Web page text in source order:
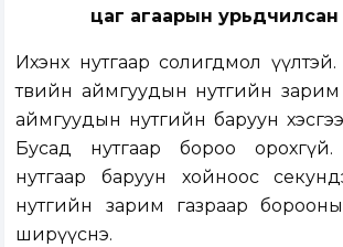
цаг агаарын урьдчилсан
Ихэнх нутгаар солигдмол
төвийн аймгуудын нутгийн зарим
аймгуудын нутгийн баруун
Бусад нутгаар бороо
нутгаар баруун хойноос
нутгийн зарим газраар борооны
ширүүснэ.